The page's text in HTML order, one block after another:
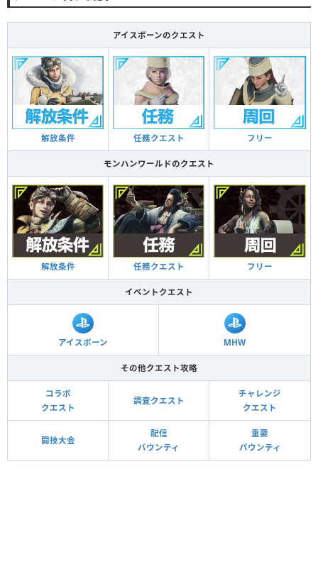
アイスボーンのクエスト
解放条件 任務クエスト フリー
モンハンワールドのクエスト
解放条件 任務クエスト フリー
イベントクエスト
アイスボーン MHW
その他クエスト攻略
コラボ
クエスト
調査クエスト
チャレンジ
クエスト
闘技大会
配信
バウンティ
重要
バウンティ